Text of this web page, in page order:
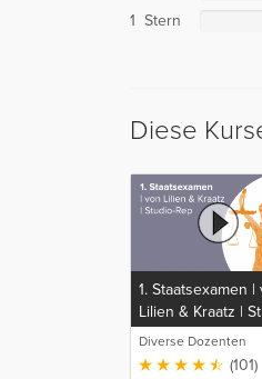
1 Stern
Diese
1. Staatsexamen |
Lilien & Kraatz |
Rep
Diverse Dozenten
(101)